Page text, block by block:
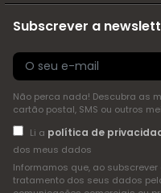
Subscrever a
Não perca nada! Descubra as
cartão postal, SMS ou outros
Li a política de
dos meus dados
Informamos que, ao
tratamento dos seus dados